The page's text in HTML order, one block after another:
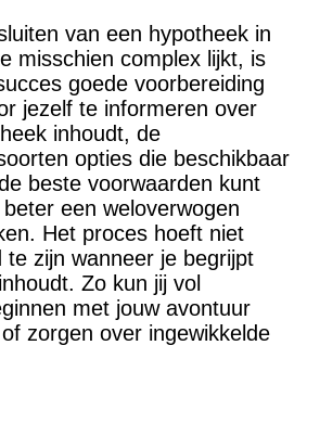
van een hypotheek in
misschien complex lijkt, is
goede voorbereiding
jezelf te informeren over
inhoudt, de
opties die beschikbaar
beste voorwaarden kunt
een weloverwogen
Het proces hoeft niet
te zijn wanneer je begrijpt
Zo kun jij vol
met jouw avontuur
zorgen over ingewikkelde